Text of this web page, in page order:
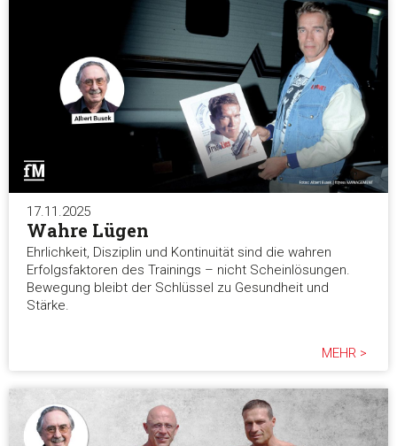
17.11.2025
Wahre Lügen
Ehrlichkeit, Disziplin und Kontinuität sind die wahren
Erfolgsfaktoren des Trainings – nicht Scheinlösungen.
Bewegung bleibt der Schlüssel zu Gesundheit und
Stärke.
MEHR >